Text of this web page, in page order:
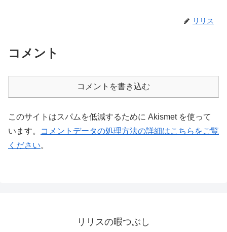
リリス
コメント
コメントを書き込む
このサイトはスパムを低減するために Akismet を使って
います。
コメントデータの処理方法の詳細はこちらをご覧
ください。
リリスの暇つぶし